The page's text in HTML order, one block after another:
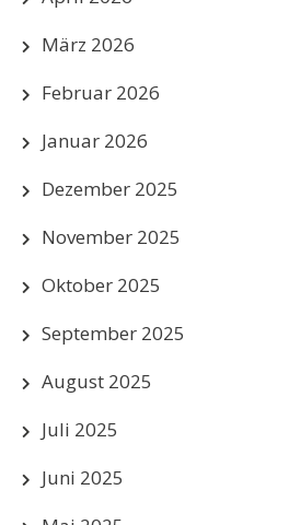
März 2026
Februar 2026
Januar 2026
Dezember 2025
November 2025
Oktober 2025
September 2025
August 2025
Juli 2025
Juni 2025